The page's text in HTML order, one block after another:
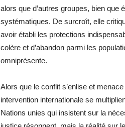
alors que d’autres groupes, bien
systématiques. De surcroît, elle
avoir établi les protections
colère et d’abandon parmi les
omniprésente.
Alors que le conflit s’enlise et
intervention internationale se
Nations unies qui insistent sur la